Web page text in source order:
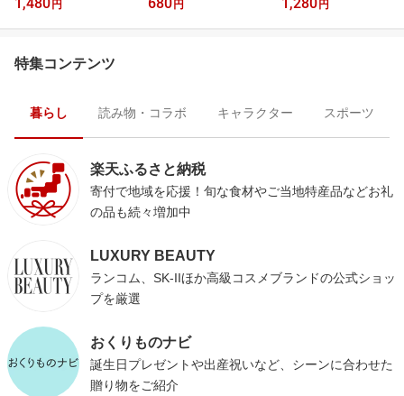
円
ース 円 円
特集コンテンツ
暮らし 読み物・コラボ キャラクター スポーツ
楽天ふるさと納税
寄付で地域を応援！旬な食材やご当地特産品などお礼
の品も続々増加中
LUXURY BEAUTY
ランコム、SK-IIほか高級コスメブランドの公式ショッ
プを厳選
おくりものナビ
誕生日プレゼントや出産祝いなど、シーンに合わせた
贈り物をご紹介